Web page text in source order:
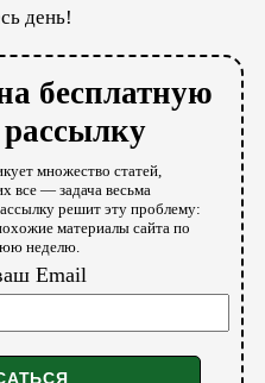
день!
бесплатную
множество статей,
все — задача весьма
решит эту проблему:
материалы сайта по
неделю.
Email